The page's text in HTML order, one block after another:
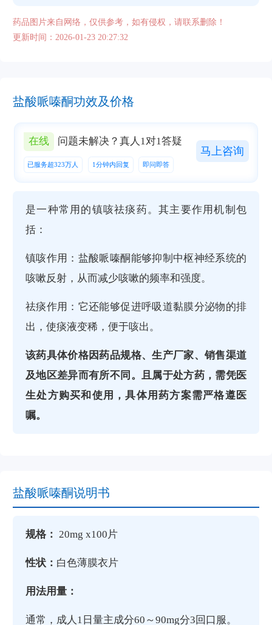
药品图片来自网络，仅供参考，如有侵权，请联系删除！
更新时间：2026-01-23 20:27:32
盐酸哌嗪酮功效及价格
在线 问题未解决？真人1对1答疑
已服务超323万人 1分钟内回复 即问即答
马上咨询
是一种常用的镇咳祛痰药。其主要作用机制包
括：
镇咳作用：盐酸哌嗪酮能够抑制中枢神经系统的
咳嗽反射，从而减少咳嗽的频率和强度。
祛痰作用：它还能够促进呼吸道黏膜分泌物的排
出，使痰液变稀，便于咳出。
该药具体价格因药品规格、生产厂家、销售渠道
及地区差异而有所不同。且属于处方药，需凭医
生处方购买和使用，具体用药方案需严格遵医
嘱。‌
盐酸哌嗪酮说明书
规格： 20mg x100片
性状： 白色薄膜衣片
用法用量：
通常，成人1日量主成分60～90mg分3回口服。